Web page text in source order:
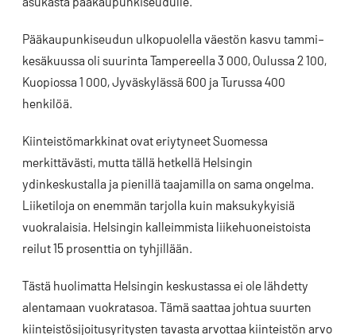
Pääkaupunkiseudun ulkopuolella väestön kasvu tammi–
kesäkuussa oli suurinta Tampereella 3 000, Oulussa 2 100,
Kuopiossa 1 000, Jyväskylässä 600 ja Turussa 400
henkilöä.
Kiinteistömarkkinat ovat eriytyneet Suomessa
merkittävästi, mutta tällä hetkellä Helsingin
ydinkeskustalla ja pienillä taajamilla on sama ongelma.
Liiketiloja on enemmän tarjolla kuin maksukykyisiä
vuokralaisia. Helsingin kalleimmista liikehuoneistoista
reilut 15 prosenttia on tyhjillään.
Tästä huolimatta Helsingin keskustassa ei ole lähdetty
alentamaan vuokratasoa. Tämä saattaa johtua suurten
kiinteistösijoitusyritysten tavasta arvottaa kiinteistön arvo